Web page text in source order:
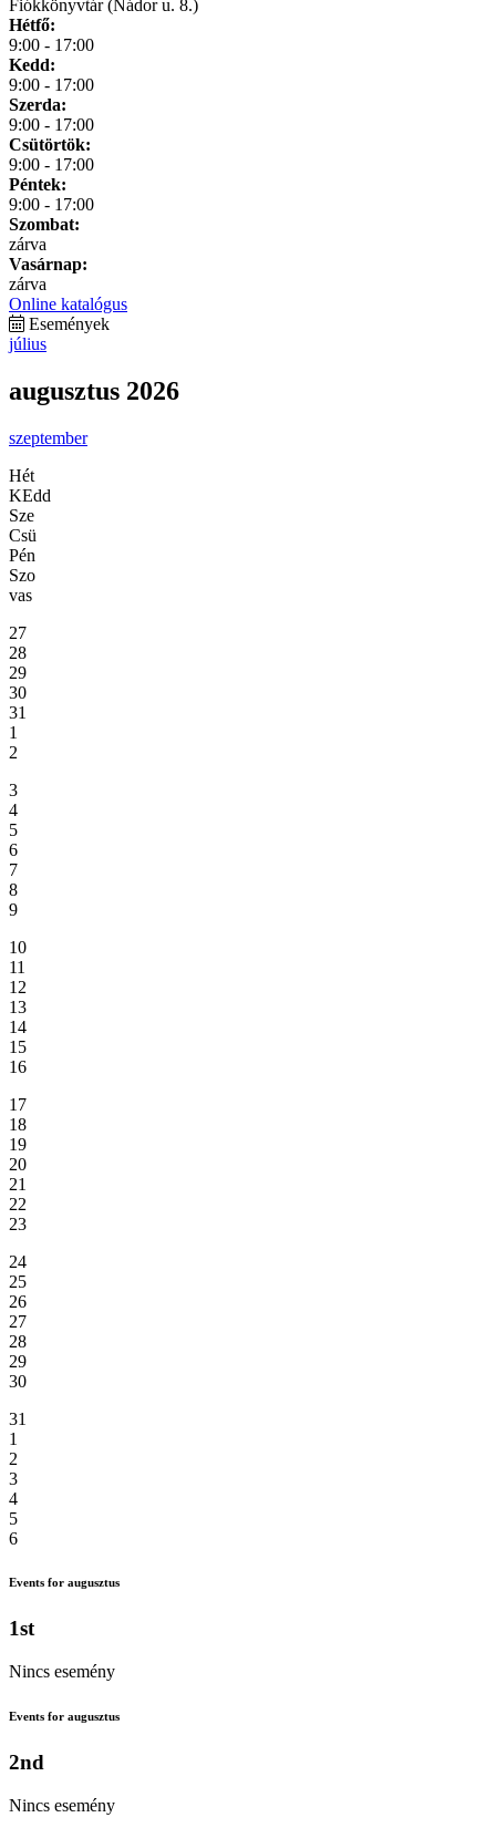
Fiókkönyvtár (Nádor u. 8.)
Hétfő:
9:00 - 17:00
Kedd:
9:00 - 17:00
Szerda:
9:00 - 17:00
Csütörtök:
9:00 - 17:00
Péntek:
9:00 - 17:00
Szombat:
zárva
Vasárnap:
zárva
Online katalógus
Események
július
augusztus 2026
szeptember
Hét
KEdd
Sze
Csü
Pén
Szo
vas
27
28
29
30
31
1
2
3
4
5
6
7
8
9
10
11
12
13
14
15
16
17
18
19
20
21
22
23
24
25
26
27
28
29
30
31
1
2
3
4
5
6
Events for augusztus
1st
Nincs esemény
Events for augusztus
2nd
Nincs esemény